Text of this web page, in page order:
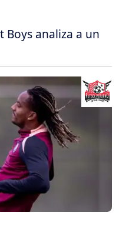
Boys analiza a un